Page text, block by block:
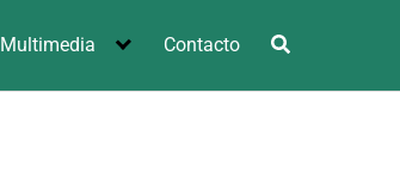
Multimedia Contacto